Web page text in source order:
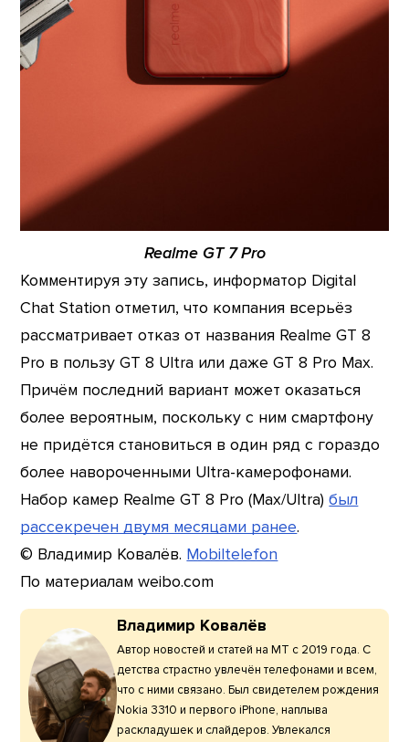
Realme GT 7 Pro
Комментируя эту запись, информатор Digital
Chat Station отметил, что компания всерьёз
рассматривает отказ от названия Realme GT 8
Pro в пользу GT 8 Ultra или даже GT 8 Pro Max.
Причём последний вариант может оказаться
более вероятным, поскольку с ним смартфону
не придётся становиться в один ряд с гораздо
более навороченными Ultra-камерофонами.
Набор камер Realme GT 8 Pro (Max/Ultra)был
рассекречен двумя месяцами ранее.
© Владимир Ковалёв. Mobiltelefon
По материалам weibo.com
Владимир Ковалёв
Автор новостей и статей на МТ с 2019 года. С
детства страстно увлечён телефонами и всем,
что с ними связано. Был свидетелем рождения
Nokia 3310 и первого iPhone, наплыва
раскладушек и слайдеров. Увлекался